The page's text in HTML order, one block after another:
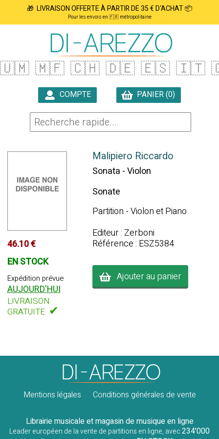
🎁 LIVRAISON OFFERTE À PARTIR DE 35 € D'ACHAT 📦
Pour les envois en 🇫🇷 métropolitaine
🇺🇲 🇲🇫 🇨🇭 🇩🇪 🇪🇸 🇮🇹
COMPTE
PANIER (0)
46.10 €
EN STOCK
Expédition prévue
AUJOURD'HUI
LIVRAISON
GRATUITE ✔
Malipiero Riccardo
Sonata - Violon
Sonate
Partition - Violon et Piano
Editeur : Zerboni
Référence : ESZ5384
Ajouter au panier
Mentions légales Conditions générales de vente
Librairie musicale et magasin de musique en ligne
Leader européen de la vente de partitions en ligne, avec234'000